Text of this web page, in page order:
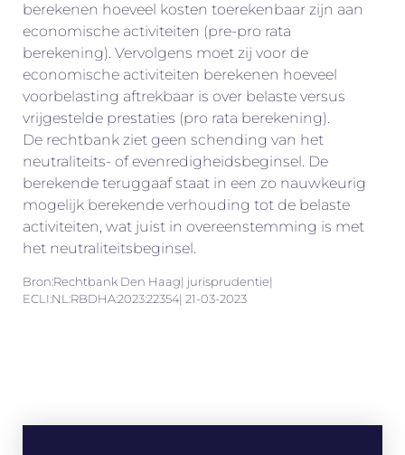
berekenen hoeveel kosten toerekenbaar zijn aan
economische activiteiten (pre-pro rata
berekening). Vervolgens moet zij voor de
economische activiteiten berekenen hoeveel
voorbelasting aftrekbaar is over belaste versus
vrijgestelde prestaties (pro rata berekening).
De rechtbank ziet geen schending van het
neutraliteits- of evenredigheidsbeginsel. De
berekende teruggaaf staat in een zo nauwkeurig
mogelijk berekende verhouding tot de belaste
activiteiten, wat juist in overeenstemming is met
het neutraliteitsbeginsel.
Bron:Rechtbank Den Haag| jurisprudentie|
ECLI:NL:RBDHA:2023:22354| 21-03-2023